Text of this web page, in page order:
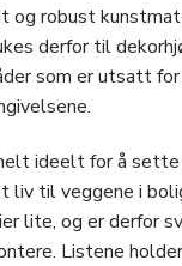
og robust
derfor til
som er utsatt
ideelt for å
liv til veggene i
lite, og er derfor
Listene